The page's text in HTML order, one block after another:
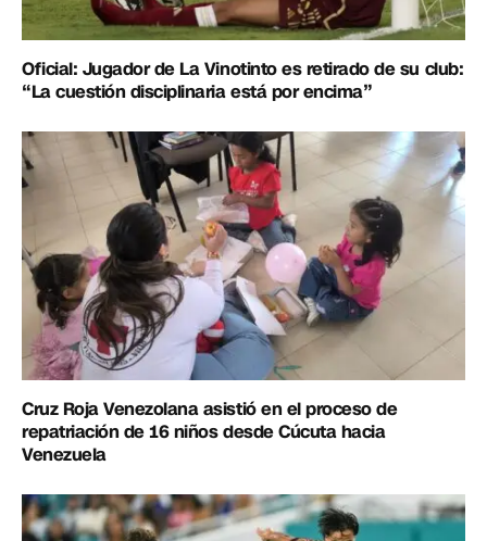
Oficial: Jugador de La Vinotinto es retirado de su club:
“La cuestión disciplinaria está por encima”
Cruz Roja Venezolana asistió en el proceso de
repatriación de 16 niños desde Cúcuta hacia
Venezuela